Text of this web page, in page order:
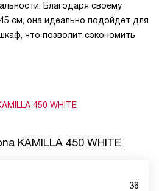
Благодаря своему
см, она идеально подойдет для
что позволит сэкономить
450 WHITE
KAMILLA 450 WHITE
36